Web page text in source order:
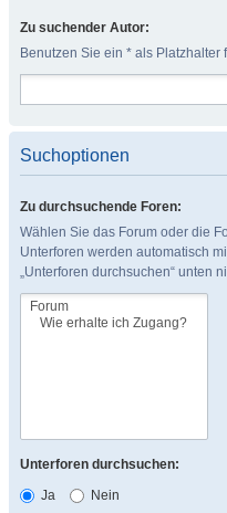
Zu suchender Autor:
Benutzen Sie ein * als
Suchoptionen
Zu durchsuchende Foren:
Wählen Sie das Forum oder die
Unterforen werden automatisch
„Unterforen durchsuchen“ unten
Unterforen durchsuchen:
Ja
Nein